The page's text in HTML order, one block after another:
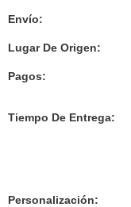
Envío:
Lugar De Origen:
Pagos:
Tiempo De Entrega:
Personalización: